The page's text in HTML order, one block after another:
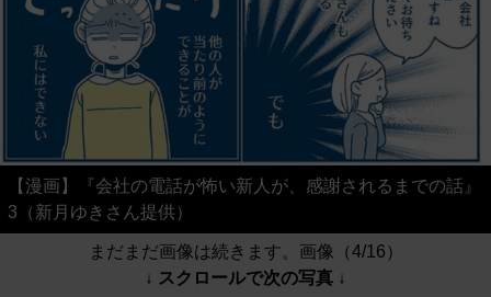
【漫画】『会社の電話が怖い新人が、感謝されるまでの話』
3（新月ゆきさん提供）
まだまだ画像は続きます。画像（4/16）
↓ スクロールで次の写真 ↓